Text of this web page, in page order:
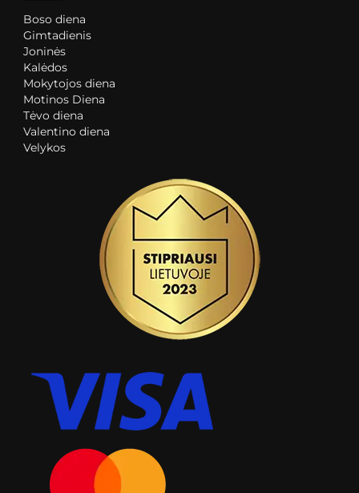
Boso diena
Gimtadienis
Joninės
Kalėdos
Mokytojos diena
Motinos Diena
Tėvo diena
Valentino diena
Velykos